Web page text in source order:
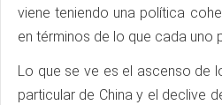
viene teniendo una política
en términos de lo que cada uno
Lo que se ve es el ascenso de
particular de China y el declive